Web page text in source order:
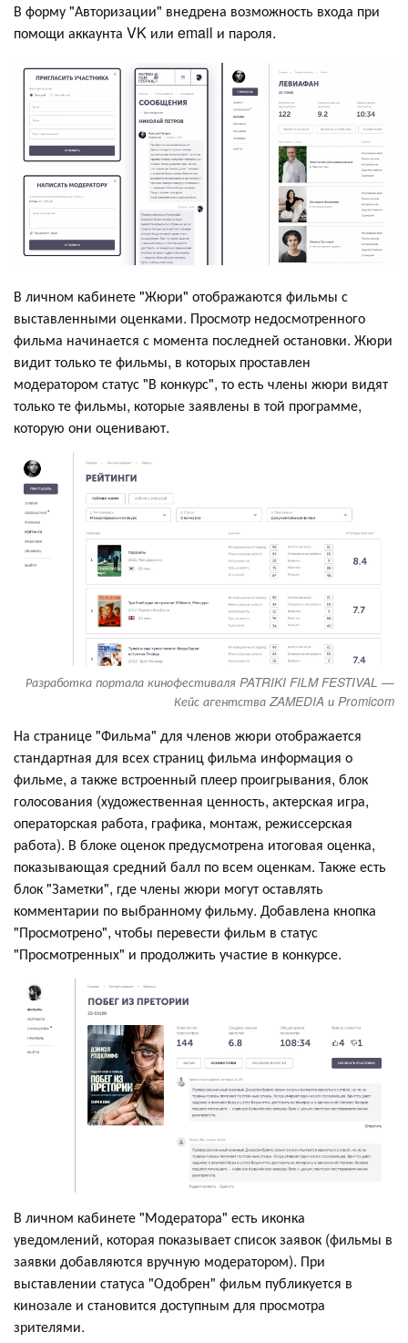
В форму "Авторизации" внедрена возможность входа при
помощи аккаунта VK или email и пароля.
В личном кабинете "Жюри" отображаются фильмы с
выставленными оценками. Просмотр недосмотренного
фильма начинается с момента последней остановки. Жюри
видит только те фильмы, в которых проставлен
модератором статус "В конкурс", то есть члены жюри видят
только те фильмы, которые заявлены в той программе,
которую они оценивают.
Разработка портала кинофестиваля PATRIKI FILM FESTIVAL —
Кейс агентства ZAMEDIA и Promicom
На странице "Фильма" для членов жюри отображается
стандартная для всех страниц фильма информация о
фильме, а также встроенный плеер проигрывания, блок
голосования (художественная ценность, актерская игра,
операторская работа, графика, монтаж, режиссерская
работа). В блоке оценок предусмотрена итоговая оценка,
показывающая средний балл по всем оценкам. Также есть
блок "Заметки", где члены жюри могут оставлять
комментарии по выбранному фильму. Добавлена кнопка
"Просмотрено", чтобы перевести фильм в статус
"Просмотренных" и продолжить участие в конкурсе.
В личном кабинете "Модератора" есть иконка
уведомлений, которая показывает список заявок (фильмы в
заявки добавляются вручную модератором). При
выставлении статуса "Одобрен" фильм публикуется в
кинозале и становится доступным для просмотра
зрителями.